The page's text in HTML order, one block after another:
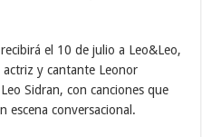
el 10 de julio a Leo&Leo,
y cantante Leonor
Sidran, con canciones que
escena conversacional.